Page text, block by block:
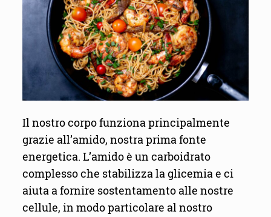
Il nostro corpo funziona principalmente
grazie all’amido, nostra prima fonte
energetica. L’amido è un carboidrato
complesso che stabilizza la glicemia e ci
aiuta a fornire sostentamento alle nostre
cellule, in modo particolare al nostro